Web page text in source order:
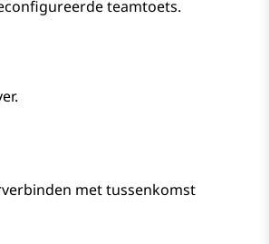
teamtoets.
met tussenkomst